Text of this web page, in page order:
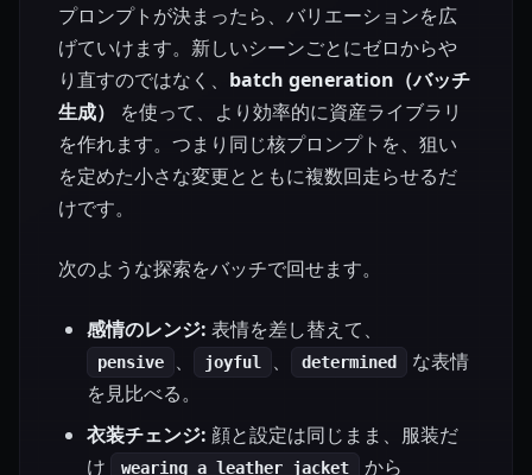
プロンプトが決まったら、バリエーションを広
げていけます。新しいシーンごとにゼロからや
り直すのではなく、 batch generation（バッチ
生成）
を使って、より効率的に資産ライブラリ
を作れます。つまり同じ核プロンプトを、狙い
を定めた小さな変更とともに複数回走らせるだ
けです。
次のような探索をバッチで回せます。
感情のレンジ: 表情を差し替えて、
pensive 、 joyful 、 determined
な表情
を見比べる。
衣装チェンジ: 顔と設定は同じまま、服装だ
け
wearing a leather jacket から